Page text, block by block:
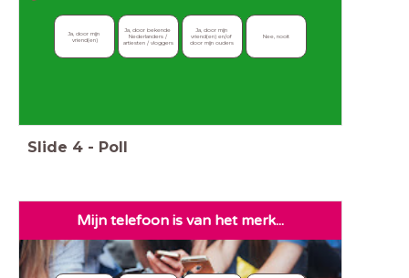
Ja, door mijn
vriend(en)
Ja, door bekende
Nederlanders /
artiesten / vloggers
Ja, door mijn
vriend(en) en/of
door mijn ouders
Nee, nooit
Slide 4 - Poll
Mijn telefoon is van het merk...